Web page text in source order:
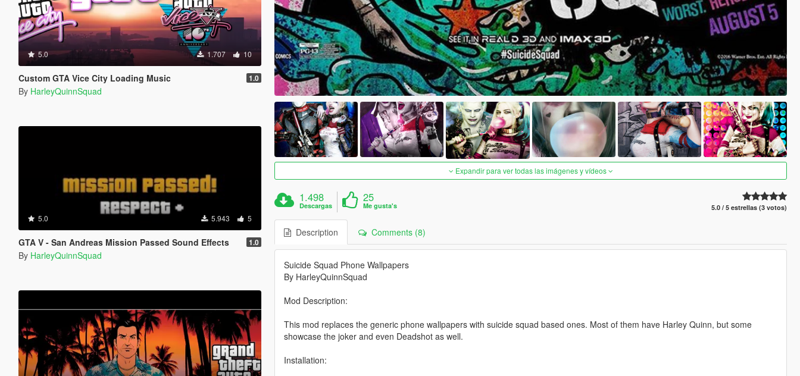
5.0 1.707 10
Custom GTA Vice City Loading Music 1.0
By HarleyQuinnSquad
5.0 5.943 5
GTA V - San Andreas Mission Passed Sound Effects 1.0
By HarleyQuinnSquad
Expandir para ver todas las imágenes y vídeos
1.498
Descargas
25
Me gusta's 5.0 / 5 estrellas (3 votos)
Description Comments (8)
Suicide Squad Phone Wallpapers
By HarleyQuinnSquad
Mod Description:
This mod replaces the generic phone wallpapers with suicide squad based ones. Most of them have Harley Quinn, but some
showcase the joker and even Deadshot as well.
Installation: